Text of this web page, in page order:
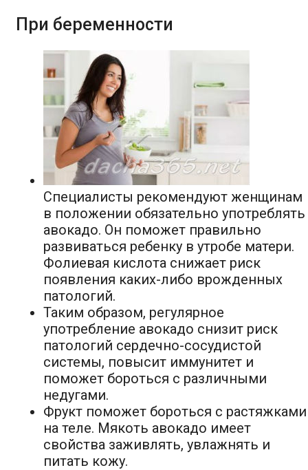
При беременности
Специалисты рекомендуют женщинам
в положении обязательно употреблять
авокадо. Он поможет правильно
развиваться ребенку в утробе матери.
Фолиевая кислота снижает риск
появления каких-либо врожденных
патологий.
Таким образом, регулярное
употребление авокадо снизит риск
патологий сердечно-сосудистой
системы, повысит иммунитет и
поможет бороться с различными
недугами.
Фрукт поможет бороться с растяжками
на теле. Мякоть авокадо имеет
свойства заживлять, увлажнять и
питать кожу.